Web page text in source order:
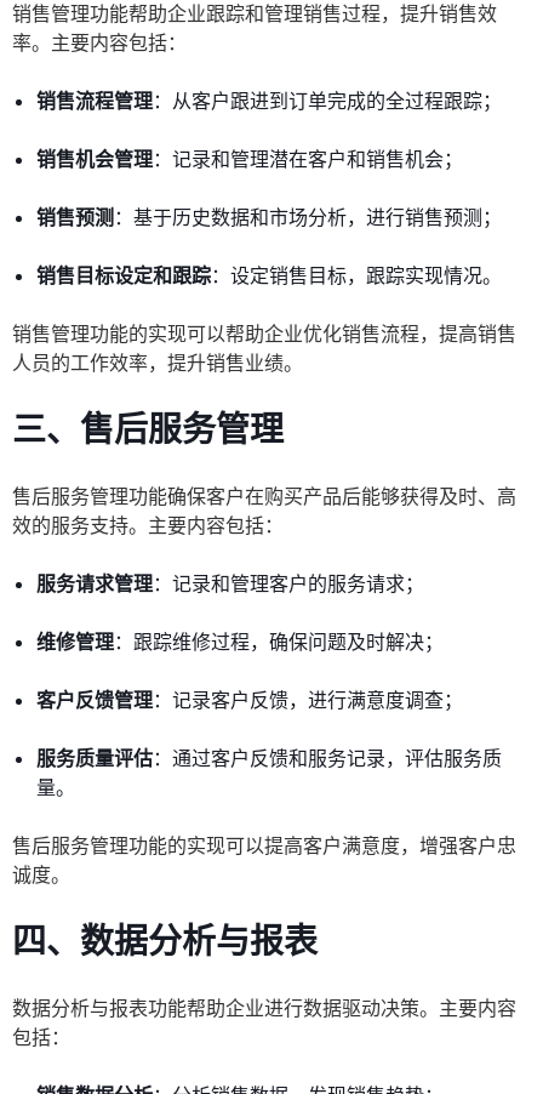
销售管理功能帮助企业跟踪和管理销售过程，提升销售效
率。主要内容包括：
销售流程管理：从客户跟进到订单完成的全过程跟踪；
销售机会管理：记录和管理潜在客户和销售机会；
销售预测 ：基于历史数据和市场分析，进行销售预测；
销售目标设定和跟踪：设定销售目标，跟踪实现情况。
销售管理功能的实现可以帮助企业优化销售流程，提高销售
人员的工作效率，提升销售业绩。
三、售后服务管理
售后服务管理功能确保客户在购买产品后能够获得及时、高
效的服务支持。主要内容包括：
服务请求管理：记录和管理客户的服务请求；
维修管理：跟踪维修过程，确保问题及时解决；
客户反馈管理：记录客户反馈，进行满意度调查；
服务质量评估：通过客户反馈和服务记录，评估服务质
量。
售后服务管理功能的实现可以提高客户满意度，增强客户忠
诚度。
四、数据分析与报表
数据分析与报表功能帮助企业进行数据驱动决策。主要内容
包括：